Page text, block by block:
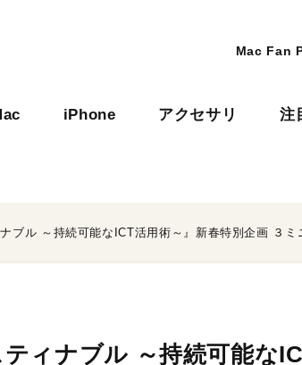
Mac Fan
iPhone アクセサリ 注
ティナブル ～持続可能な